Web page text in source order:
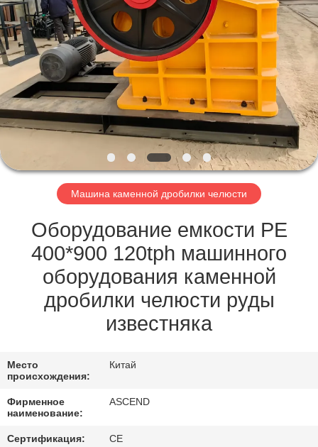
ПУТЕШЕСТВИЕ
ФАБРИКИ
ПРОВЕРКА
КАЧЕСТВА
СВЯЖИТЕСЬ
МЫ
СПРОСИТЕ
ЦИТАТУ
КАРТА
САЙТА
ПОЛИТИКА
КОНФИДЕНЦИАЛЬНОСТИ
Машина каменной дробилки челюсти
Оборудование емкости PE
400*900 120tph машинного
оборудования каменной
дробилки челюсти руды
известняка
Место
происхождения:
Китай
Фирменное
наименование:
ASCEND
Сертификация: CE